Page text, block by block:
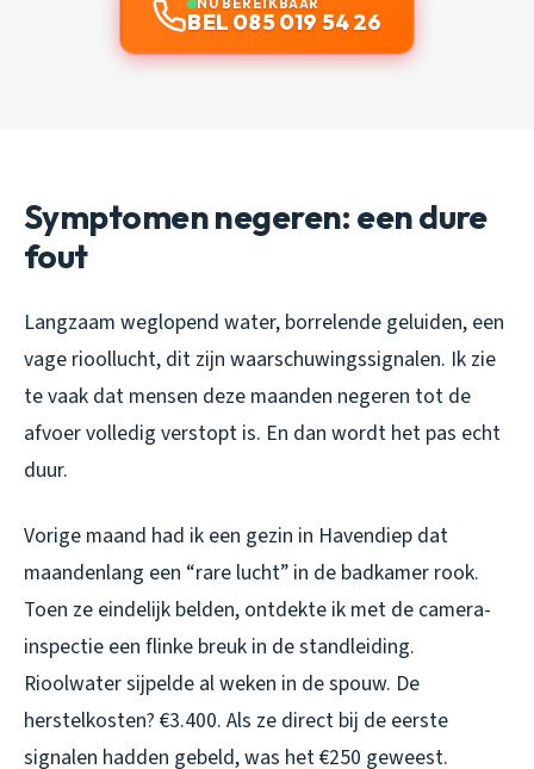
BEL 085 019 54 26
Symptomen negeren: een dure
fout
Langzaam weglopend water, borrelende geluiden, een
vage rioollucht, dit zijn waarschuwingssignalen. Ik zie
te vaak dat mensen deze maanden negeren tot de
afvoer volledig verstopt is. En dan wordt het pas echt
duur.
Vorige maand had ik een gezin in Havendiep dat
maandenlang een “rare lucht” in de badkamer rook.
Toen ze eindelijk belden, ontdekte ik met de camera-
inspectie een flinke breuk in de standleiding.
Rioolwater sijpelde al weken in de spouw. De
herstelkosten? €3.400. Als ze direct bij de eerste
signalen hadden gebeld, was het €250 geweest.